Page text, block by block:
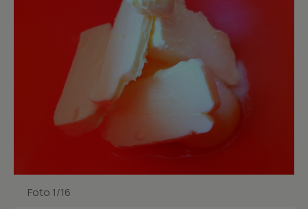
Foto 1/16